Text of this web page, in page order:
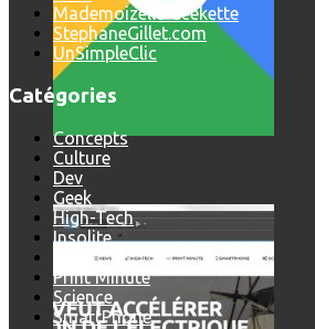
Comment utiliser « Photoshop »
Mademoizelle Geekette
StephaneGillet.com
UnSimpleClic
Catégories
Concepts
Culture
Dev
Geek
High-Tech
Insolite
News
Print'Minute
Science
SmartPhone